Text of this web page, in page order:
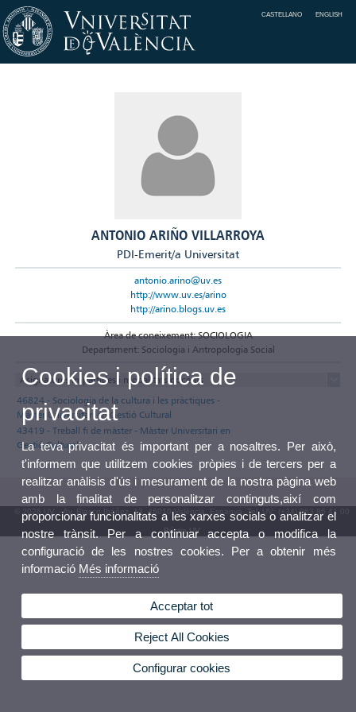
CASTELLANO ENGLISH
ANTONIO ARIÑO VILLARROYA
PDI-Emerit/a Universitat
antonio.arino@uv.es
http://www.uv.es/arino
http://arino.blogs.uv.es
Àrea de coneixement: SOCIOLOGIA
Departament: Sociologia i Antropologia Social
Asignatures impartides i modalitats docents
46824 - Sociologia de la cultura i les pràctiques -
Màster Universitari en Gestió Cultural
43419 - Treball fi de màster - Màster Universitari en
Gestió Cultural
© 2026 UV. - Av. Blasco Ibáñez, 13. 46010 València. Espanya. Tel. UV: (+34) 963 86 41 00
Bústia UV
Cookies i política de
privacitat
La teva privacitat és important per a nosaltres. Per això,
t'informem que utilitzem cookies pròpies i de tercers per a
realitzar anàlisis d'ús i mesurament de la nostra pàgina web
amb la finalitat de personalitzar continguts,així com
proporcionar funcionalitats a les xarxes socials o analitzar el
nostre trànsit. Per a continuar accepta o modifica la
configuració de les nostres cookies. Per a obtenir més
informació Més informació
Acceptar tot
Reject All Cookies
Configurar cookies